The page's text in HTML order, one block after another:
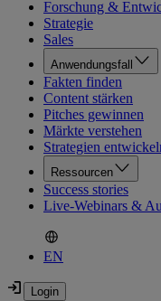
Forschung &
Strategie
Sales
Anwendungsfall
Fakten finden
Content stärken
Pitches gewinnen
Märkte verstehen
Strategien
Ressourcen
Success stories
Live-Webinars &
EN